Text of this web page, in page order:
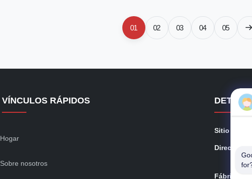
01 02 03 04 05
VÍNCULOS RÁPIDOS
Hogar
Sobre nosotros
Sitio web:
Dirección:
Fábrica: